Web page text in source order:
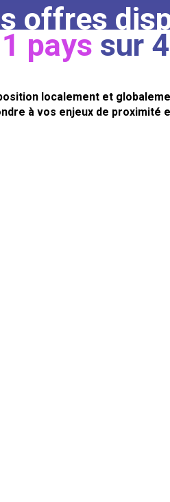
offres
pays sur
localement et
à vos enjeux de proximité